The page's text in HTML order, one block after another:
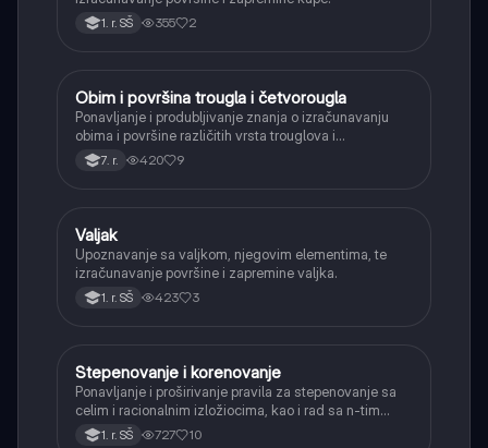
1. r. SŠ 355 2
Matematika
Obim i površina trougla i četvorougla
Ponavljanje i produbljivanje znanja o izračunavanju
obima i površine različitih vrsta trouglova i
četvorouglova (paralelogram, romb, trapez).
7. r. 420 9
Matematika
Valjak
Upoznavanje sa valjkom, njegovim elementima, te
izračunavanje površine i zapremine valjka.
1. r. SŠ 423 3
Matematika
Stepenovanje i korenovanje
Ponavljanje i proširivanje pravila za stepenovanje sa
celim i racionalnim izložiocima, kao i rad sa n-tim
korenima i racionalizacijom imenioca.
1. r. SŠ 727 10